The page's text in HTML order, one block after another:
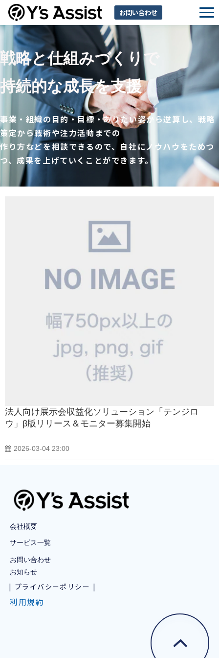
お問い合わせ
サービス一覧
利用規約（出展企業）
戦略と仕組みづくりで
持続的な成長を支援
事業・組織の目的・目標・ありたい姿から逆算し、戦略
策定から戦術や注力活動までの
作り方などを相談できるので、自社にノウハウをためつ
つ、成果を上げていくことができます。
法人向け展示会収益化ソリューション「テンジロ
ウ」β版リリース＆モニター募集開始
2026-03-04 23:00
会社概要
サービス一覧
お問い合わせ
お知らせ
プライバシーポリシー
利用規約